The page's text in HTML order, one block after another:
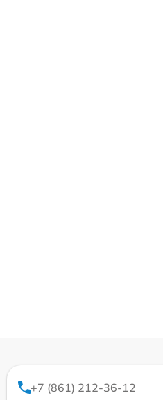
+7 (861) 212-36-12